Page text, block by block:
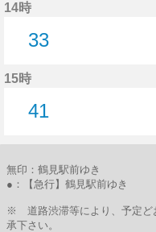
14時
33
15時
41
無印：鶴見駅前ゆき
●：【急行】鶴見駅前ゆき
※ 道路渋滞等により、予定ど
承下さい。